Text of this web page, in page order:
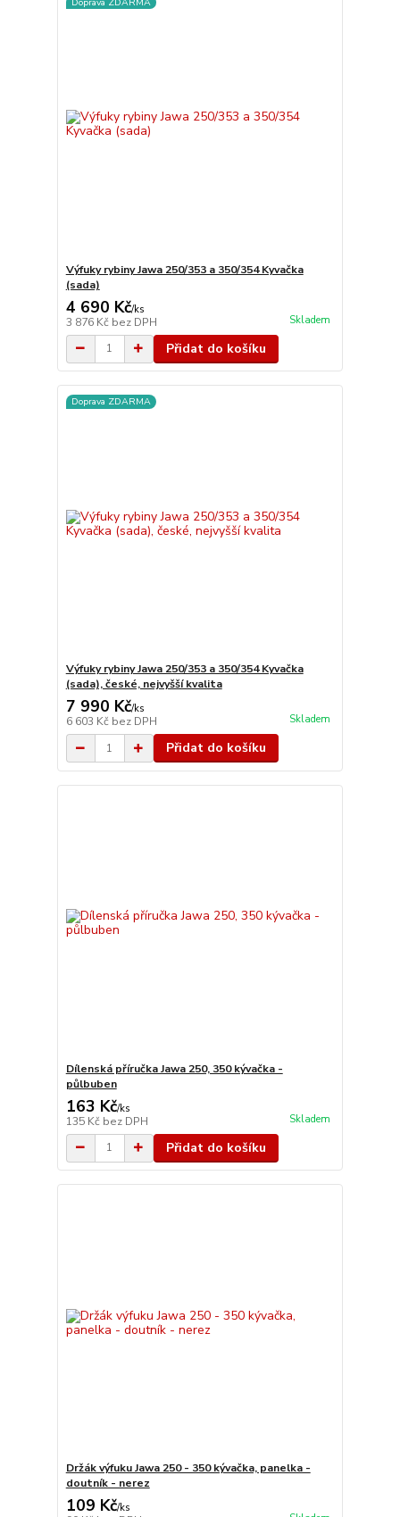
Výfuky rybiny Jawa 250/353 a 350/354 Kyvačka
(sada)
4 690 Kč/ks
3 876 Kč bez DPH Skladem
Přidat do košíku
Doprava ZDARMA
Výfuky rybiny Jawa 250/353 a 350/354 Kyvačka
(sada), české, nejvyšší kvalita
7 990 Kč/ks
6 603 Kč bez DPH Skladem
Přidat do košíku
Dílenská příručka Jawa 250, 350 kývačka -
půlbuben
163 Kč/ks
135 Kč bez DPH Skladem
Přidat do košíku
Držák výfuku Jawa 250 - 350 kývačka, panelka -
doutník - nerez
109 Kč/ks